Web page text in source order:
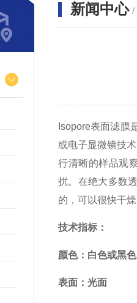
新闻中心 /
Isopore表面滤膜
或电子显微镜技
行清晰的样品观
扰。在绝大多数
的，可以很快干
技术指标：
颜色：白色或黑色
表面：光面